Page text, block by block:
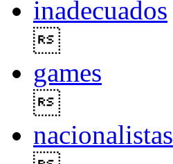
inadecuados
games
nacionalistas